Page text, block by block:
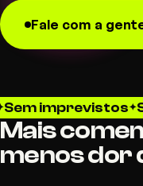
Fale com a
Sem
Mais
menos dor